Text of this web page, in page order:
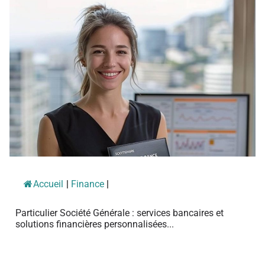
Accueil Finance
Particulier Société Générale : services bancaires et
solutions financières personnalisées...